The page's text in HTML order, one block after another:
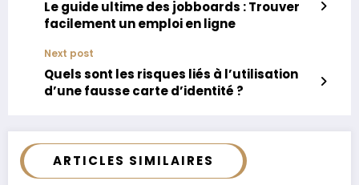
Le guide ultime des jobboards : Trouver
facilement un emploi en ligne
Next post
Quels sont les risques liés à l’utilisation
d’une fausse carte d’identité ?
ARTICLES SIMILAIRES